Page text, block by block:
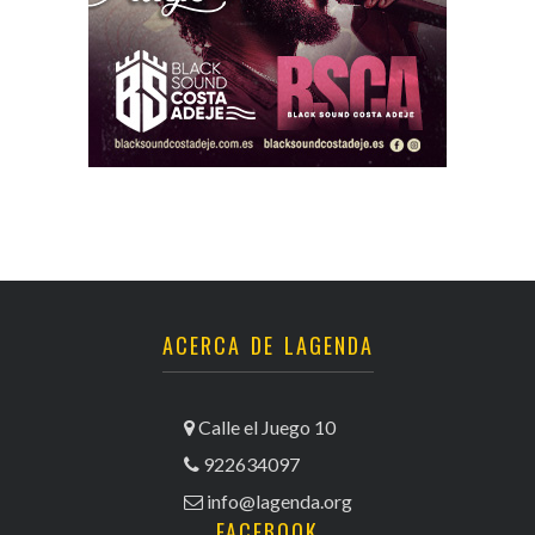
ACERCA DE LAGENDA
Calle el Juego 10
922634097
info@lagenda.org